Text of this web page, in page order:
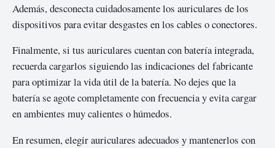
Además, desconecta cuidadosamente los auriculares de los
dispositivos para evitar desgastes en los cables o conectores.
Finalmente, si tus auriculares cuentan con batería integrada,
recuerda cargarlos siguiendo las indicaciones del fabricante
para optimizar la vida útil de la batería. No dejes que la
batería se agote completamente con frecuencia y evita cargar
en ambientes muy calientes o húmedos.
En resumen, elegir auriculares adecuados y mantenerlos con